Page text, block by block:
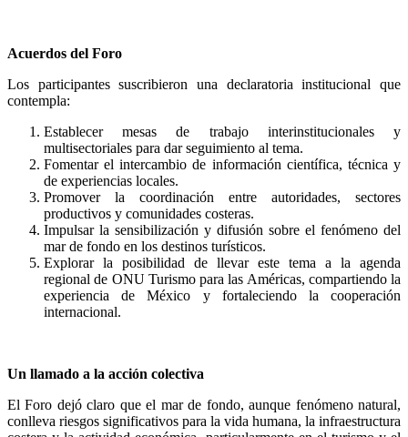
Acuerdos del Foro
Los participantes suscribieron una declaratoria institucional que
contempla:
Establecer mesas de trabajo interinstitucionales y
multisectoriales para dar seguimiento al tema.
Fomentar el intercambio de información científica, técnica y
de experiencias locales.
Promover la coordinación entre autoridades, sectores
productivos y comunidades costeras.
Impulsar la sensibilización y difusión sobre el fenómeno del
mar de fondo en los destinos turísticos.
Explorar la posibilidad de llevar este tema a la agenda
regional de ONU Turismo para las Américas, compartiendo la
experiencia de México y fortaleciendo la cooperación
internacional.
Un llamado a la acción colectiva
El Foro dejó claro que el mar de fondo, aunque fenómeno natural,
conlleva riesgos significativos para la vida humana, la infraestructura